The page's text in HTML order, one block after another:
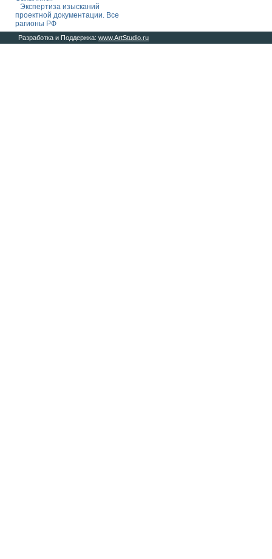
Экспертиза изысканий
проектной документации. Все
рагионы РФ
Разработка и Поддержка: www.ArtStudio.ru